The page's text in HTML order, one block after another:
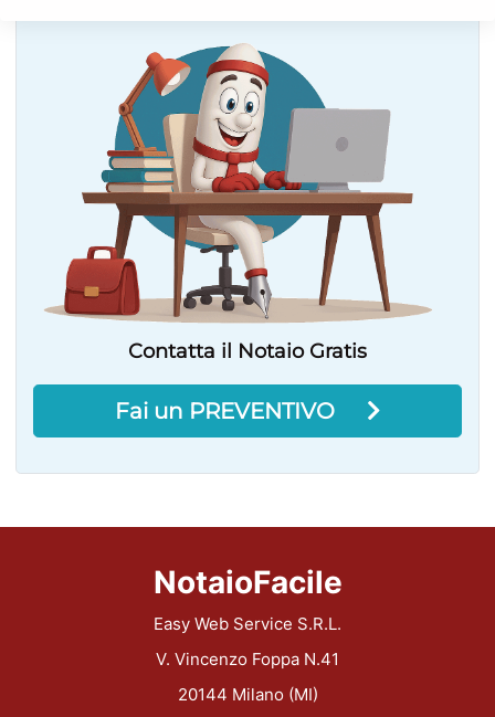
Contatta il Notaio Gratis
Fai un PREVENTIVO
NotaioFacile
Easy Web Service S.R.L.
V. Vincenzo Foppa N.41
20144 Milano (MI)